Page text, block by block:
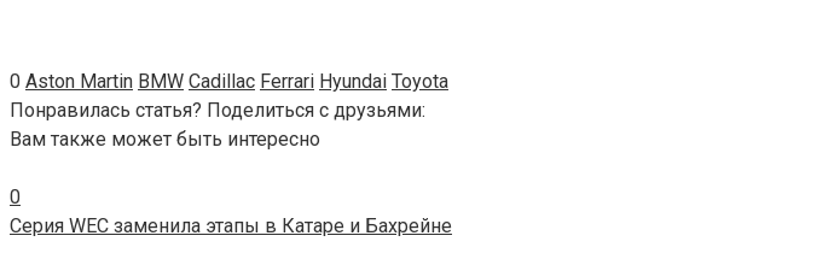
0 Aston Martin BMW Cadillac Ferrari Hyundai Toyota
Понравилась статья? Поделиться с друзьями:
Вам также может быть интересно
0
Серия WEC заменила этапы в Катаре и Бахрейне